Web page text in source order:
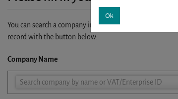
You can search a company in our database by name,
record with the button below.
Company Name
Search company by name or VAT/Enterprise ID
Company
Ok